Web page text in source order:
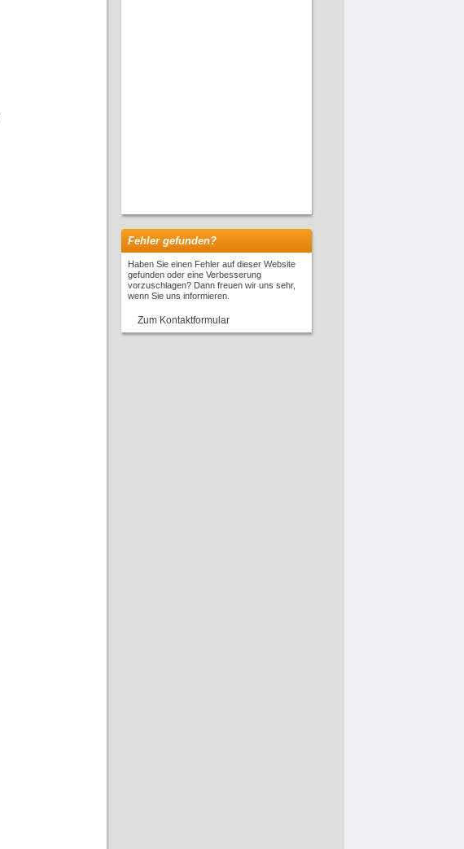
Fehler gefunden?
Haben Sie einen Fehler auf dieser Website
gefunden oder eine Verbesserung
vorzuschlagen? Dann freuen wir uns sehr,
wenn Sie uns informieren.
Zum Kontaktformular